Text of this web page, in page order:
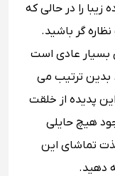
زیبا را در حالی که
نظاره گر باشید.
بسیار عادی است
بدین ترتیب می
پدیده از خلقت
هیچ حایلی
تماشای این
دهید.